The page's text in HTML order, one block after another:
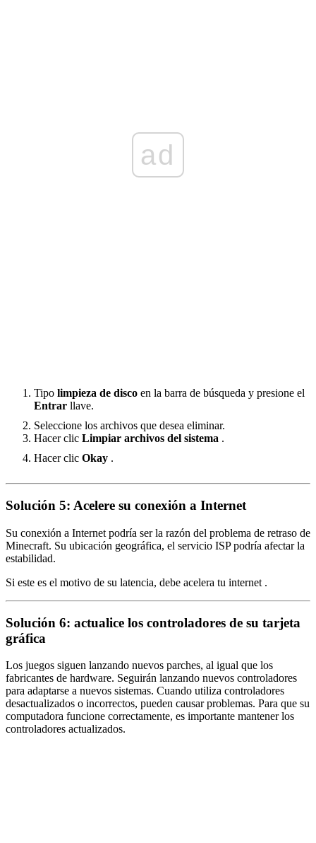
ad
Tipo limpieza de disco en la barra de búsqueda y presione el
Entrar llave.
Seleccione los archivos que desea eliminar.
Hacer clic Limpiar archivos del sistema .
Hacer clic Okay .
Solución 5: Acelere su conexión a Internet
Su conexión a Internet podría ser la razón del problema de retraso de
Minecraft. Su ubicación geográfica, el servicio ISP podría afectar la
estabilidad.
Si este es el motivo de su latencia, debe acelera tu internet .
Solución 6: actualice los controladores de su tarjeta
gráfica
Los juegos siguen lanzando nuevos parches, al igual que los
fabricantes de hardware. Seguirán lanzando nuevos controladores
para adaptarse a nuevos sistemas. Cuando utiliza controladores
desactualizados o incorrectos, pueden causar problemas. Para que su
computadora funcione correctamente, es importante mantener los
controladores actualizados.